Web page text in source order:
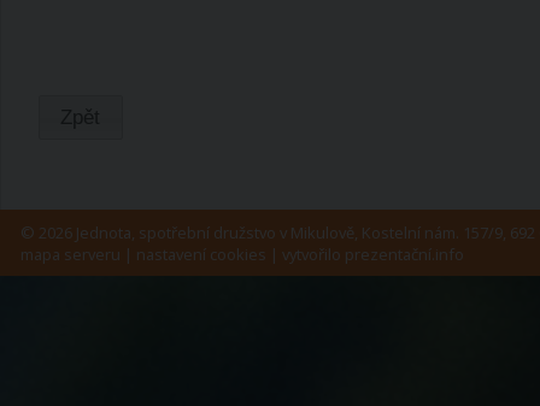
© 2026 Jednota, spotřební družstvo v Mikulově, Kostelní nám. 157/9, 692
mapa serveru | nastavení cookies | vytvořilo prezentační.info